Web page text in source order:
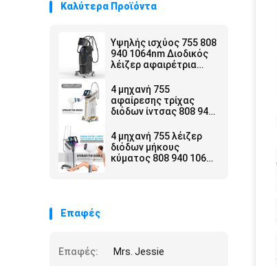
Καλύτερα Προϊόντα
Υψηλής ισχύος 755 808
940 1064nm Διοδικός
λέιζερ αφαιρέτρια
4 μηχανή 755
αφαίρεσης τρίχας
διόδων ίντσας 808 940
4 μηχανή 755 λέιζερ
διόδων μήκους
κύματος 808 940 1064
Επαφές
Επαφές:
Mrs. Jessie